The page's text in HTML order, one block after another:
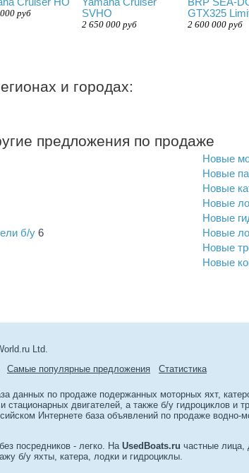
руб
SVHO
2 650 000 руб
GTX325
2 600 000 руб
и городах:
предложения по продаже
б/у 6
Новые
Новые
Новые
Новые
Новые
Новые
Новые
Новые
Ltd.
Самые популярные предложения Cтатиcтика
данных по продаже подержанных моторных яхт,
стационарных двигателей, а также б/у гидроциклов и
Интернете база объявлений по продаже водно-
посредников - легко. На UsedBoats.ru частные лица,
б/у яхты, катера, лодки и гидроциклы.